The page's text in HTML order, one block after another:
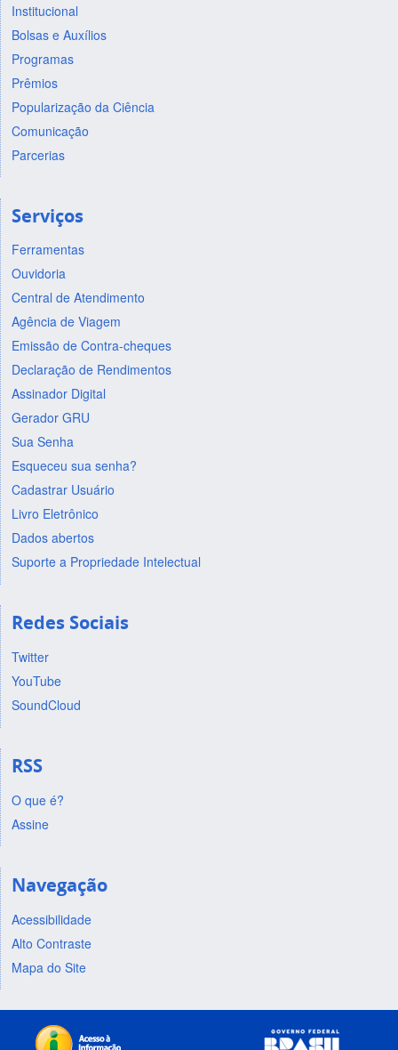
Institucional
Bolsas e Auxílios
Programas
Prêmios
Popularização da Ciência
Comunicação
Parcerias
Serviços
Ferramentas
Ouvidoria
Central de Atendimento
Agência de Viagem
Emissão de Contra-cheques
Declaração de Rendimentos
Assinador Digital
Gerador GRU
Sua Senha
Esqueceu sua senha?
Cadastrar Usuário
Livro Eletrônico
Dados abertos
Suporte a Propriedade Intelectual
Redes Sociais
Twitter
YouTube
SoundCloud
RSS
O que é?
Assine
Navegação
Acessibilidade
Alto Contraste
Mapa do Site